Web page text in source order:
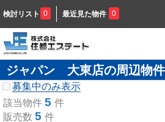
検討リスト 0 最近見た物件 0
ジャパン 大東店の周辺物
募集中のみ表示
該当物件 5 件
販売数 5 件